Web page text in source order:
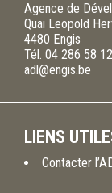
Agence de
Quai Leopold
4480 Engis
Tél. 04 286 58 12
adl@engis.be
LIENS
Contacter